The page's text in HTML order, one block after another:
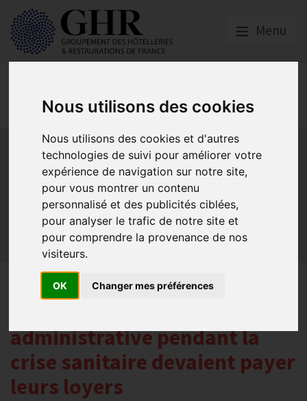
Nous utilisons des cookies
Nous utilisons des cookies et d'autres
technologies de suivi pour améliorer votre
expérience de navigation sur notre site,
pour vous montrer un contenu
personnalisé et des publicités ciblées,
pour analyser le trafic de notre site et
pour comprendre la provenance de nos
visiteurs.
OK Changer mes préférences
Menu
fiscalité
Bail commercial Hygiène La SACEM et la SPRE
Les formations obligatoires
Les obligations dans les débits de boissons et les
discothèques
Les obligations dans les hôtels
Les obligations dans les restaurants
Sécurité et Accessibilité
Tabac et vapotage
Les établissements ayant fait
administrative pendant la
crise sanitaire devaient payer
leurs loyers